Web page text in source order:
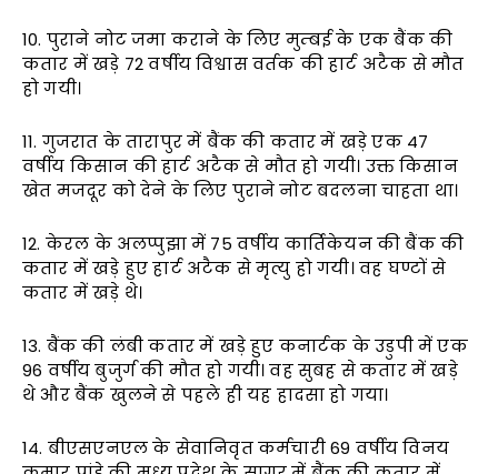
10. पुराने नोट जमा कराने के लिए मुम्बई के एक बैंक की
कतार में खड़े 72 वर्षीय विश्वास वर्तक की हार्ट अटैक से मौत
हो गयी।
11. गुजरात के तारापुर में बैंक की कतार में खड़े एक 47
वर्षीय किसान की हार्ट अटैक से मौत हो गयी। उक्त किसान
खेत मजदूर को देने के लिए पुराने नोट बदलना चाहता था।
12. केरल के अलप्पुझा में 75 वर्षीय कार्तिकेयन की बैंक की
कतार में खड़े हुए हार्ट अटैक से मृत्यु हो गयी। वह घण्टों से
कतार में खड़े थे।
13. बैंक की लंबी कतार में खड़े हुए कनार्टक के उडुपी में एक
96 वर्षीय बुजुर्ग की मौत हो गयी। वह सुबह से कतार में खड़े
थे और बैंक खुलने से पहले ही यह हादसा हो गया।
14. बीएसएनएल के सेवानिवृत कर्मचारी 69 वर्षीय विनय